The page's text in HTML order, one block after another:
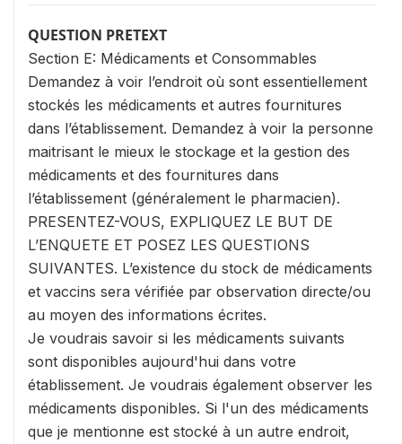
QUESTION PRETEXT
Section E: Médicaments et Consommables
Demandez à voir l’endroit où sont essentiellement
stockés les médicaments et autres fournitures
dans l’établissement. Demandez à voir la personne
maitrisant le mieux le stockage et la gestion des
médicaments et des fournitures dans
l’établissement (généralement le pharmacien).
PRESENTEZ-VOUS, EXPLIQUEZ LE BUT DE
L’ENQUETE ET POSEZ LES QUESTIONS
SUIVANTES. L’existence du stock de médicaments
et vaccins sera vérifiée par observation directe/ou
au moyen des informations écrites.
Je voudrais savoir si les médicaments suivants
sont disponibles aujourd'hui dans votre
établissement. Je voudrais également observer les
médicaments disponibles. Si l'un des médicaments
que je mentionne est stocké à un autre endroit,